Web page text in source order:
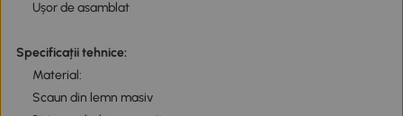
Ușor de asamblat
Specificații tehnice:
Material:
Scaun din lemn masiv